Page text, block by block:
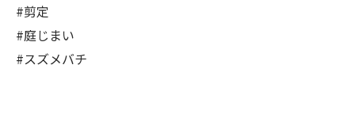
#剪定
#庭じまい
#スズメバチ